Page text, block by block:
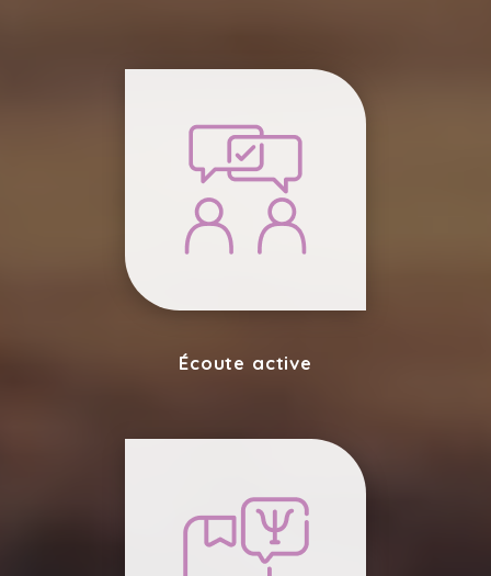
Écoute active